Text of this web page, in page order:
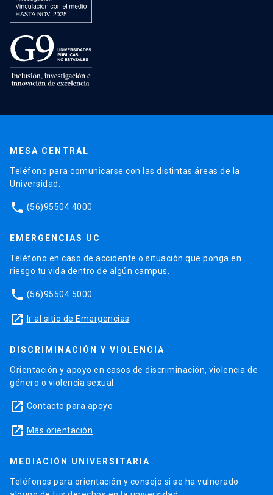
MESA CENTRAL
Teléfono para comunicarse con las distintas áreas de la
Universidad.
phone (56)95504 4000
EMERGENCIAS UC
Teléfono en caso de accidente o situación que ponga en
riesgo tu vida dentro de algún campus.
phone (56)95504 5000
launch Ir al sitio de Emergencias
DISCRIMINACIÓN Y VIOLENCIA
Orientación y apoyo en casos de discriminación, violencia de
género o violencia sexual.
launch Contacto para apoyo
launch Más orientación
MEDIACIÓN UNIVERSITARIA
Teléfonos para orientación y consejo si se ha vulnerado